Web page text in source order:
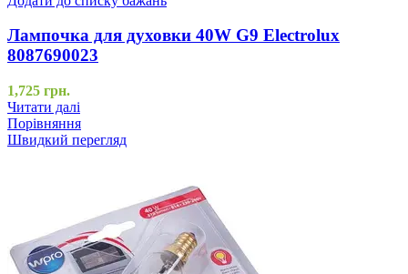
Лампочка для духовки 40W G9 Electrolux
8087690023
1,725 грн.
Читати далі
Порівняння
Швидкий перегляд